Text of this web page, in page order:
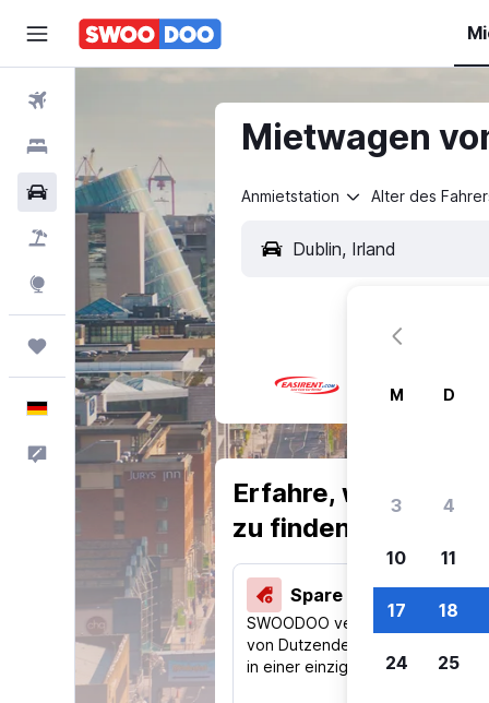
Hotels
Mietwagen
Pauschalreisen
Explore
Trips
Deutsch
Feedback
Mietwagen
Anmietstation Alter des
Erfahre, warum
zu finden.
Spare 40 % und mehr
SWOODOO vergleicht Preise
von Dutzenden Reise-Websites
in einer einzigen Suche.
M D
3 4
10 11
17 18
24 25